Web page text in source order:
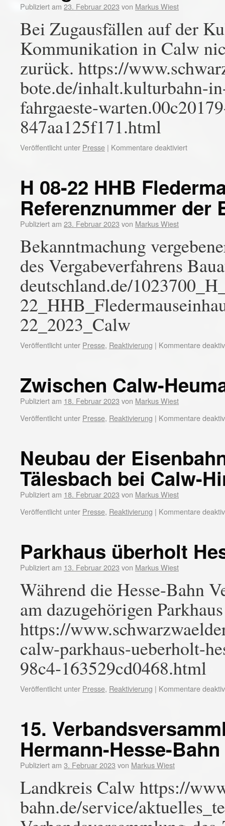
Publiziert am 23. Februar 2023 von Markus Wiest
Bei Zugausfällen auf der
Kommunikation in Calw
zurück. https://
bote.de/inhalt.kulturbahn-
fahrgaeste-
847aa125f171.html
Veröffentlicht unter Presse | Kommentare deaktiviert
H 08-22 HHB
Referenznummer der
Publiziert am 23. Februar 2023 von Markus Wiest
Bekanntmachung
des Vergabeverfahrens
deutschland.de/
22_2023_Calw
Veröffentlicht unter Presse, Reaktivierung | Kommentare
Zwischen Calw-
Publiziert am 18. Februar 2023 von Markus Wiest
Veröffentlicht unter Presse, Reaktivierung | Kommentare
Neubau der
Tälesbach bei Calw-
Publiziert am 18. Februar 2023 von Markus Wiest
Veröffentlicht unter Presse, Reaktivierung | Kommentare
Parkhaus überholt
Publiziert am 13. Februar 2023 von Markus Wiest
Während die Hesse-Bahn
am dazugehörigen
https://
calw-parkhaus-ueberholt-
98c4-163529cd0468.html
Veröffentlicht unter Presse, Reaktivierung | Kommentare
15.
Hermann-Hesse-
Publiziert am 3. Februar 2023 von Markus Wiest
Landkreis Calw https://
bahn.de/service/